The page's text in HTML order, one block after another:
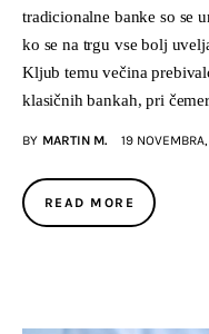
tradicionalne banke so se
ko se na trgu vse bolj
Kljub temu večina
klasičnih bankah, pri
BY MARTIN M. 19
READ MORE